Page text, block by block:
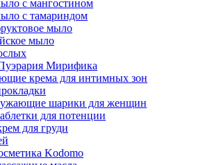
с мангостином
с тамариндом
мыло
мыло
Мирифика
крема для интимных зон
шарики для женщин
для потенции
для груди
Kodomo